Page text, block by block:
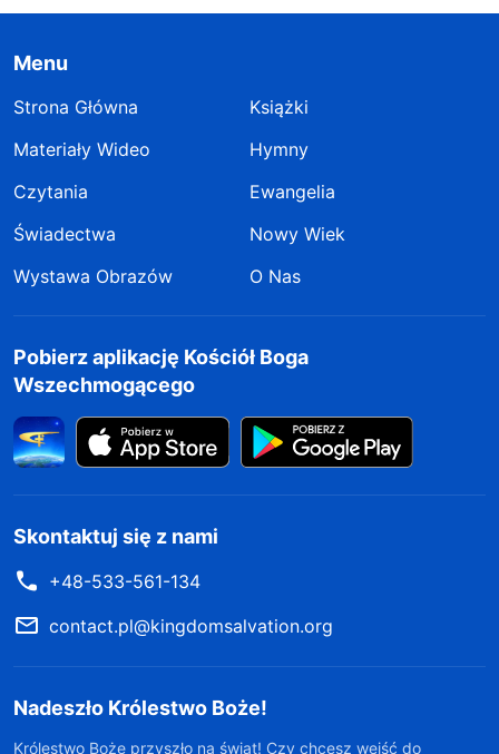
Menu
Strona Główna
Książki
Materiały Wideo
Hymny
Czytania
Ewangelia
Świadectwa
Nowy Wiek
Wystawa Obrazów
O Nas
Pobierz aplikację Kościół Boga
Wszechmogącego
Skontaktuj się z nami
+48-533-561-134
contact.pl@kingdomsalvation.org
Nadeszło Królestwo Boże!
Królestwo Boże przyszło na świat! Czy chcesz wejść do